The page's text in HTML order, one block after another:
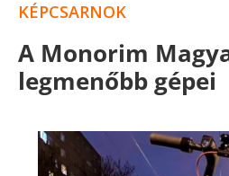
KÉPCSARNOK
A Monorim
legmenőbb gépei